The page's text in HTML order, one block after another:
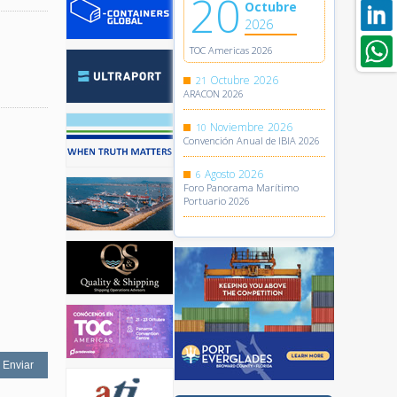
20 Octubre
2026
TOC Americas 2026
21 Octubre 2026
ARACON 2026
10 Noviembre 2026
Convención Anual de IBIA 2026
6 Agosto 2026
Foro Panorama Marítimo
Portuario 2026